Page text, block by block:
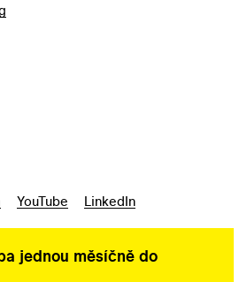
YouTube LinkedIn
jednou měsíčně do